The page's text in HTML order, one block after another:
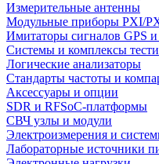
Измерительные антенны
Модульные приборы PXI/
Имитаторы сигналов
Системы и комплексы
Логические анализаторы
Стандарты частоты и
Аксессуары и опции
SDR и RFSoC‑платформы
СВЧ узлы и модули
Электроизмерения и
Лабораторные источники